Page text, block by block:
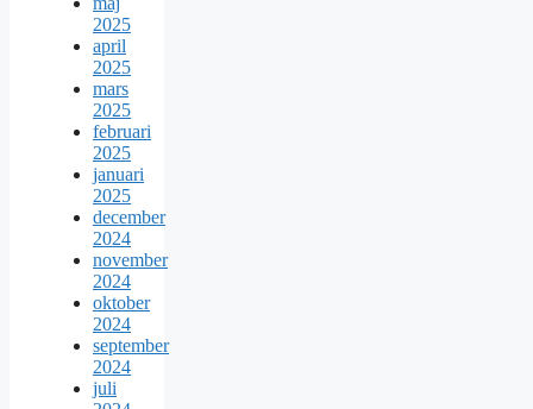
2025
april
2025
mars
2025
februari
2025
januari
2025
december
2024
november
2024
oktober
2024
september
2024
juli